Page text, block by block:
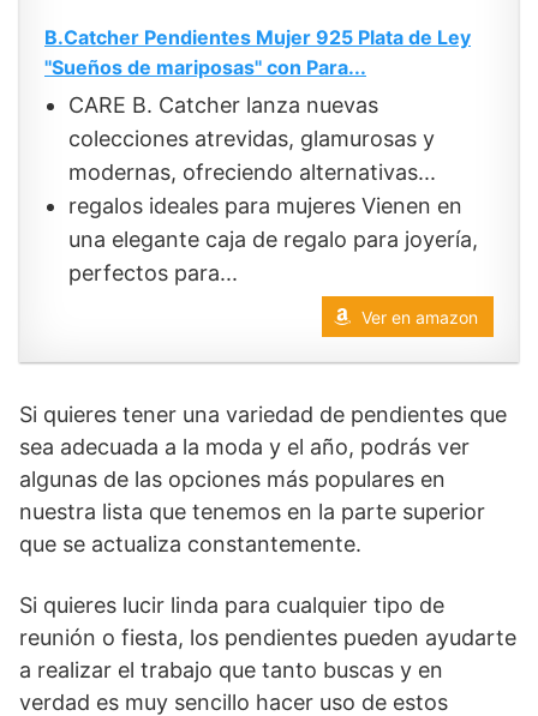
B.Catcher Pendientes Mujer 925 Plata de Ley
''Sueños de mariposas'' con Para...
CARE B. Catcher lanza nuevas
colecciones atrevidas, glamurosas y
modernas, ofreciendo alternativas...
regalos ideales para mujeres Vienen en
una elegante caja de regalo para joyería,
perfectos para...
Ver en amazon
Si quieres tener una variedad de pendientes que
sea adecuada a la moda y el año, podrás ver
algunas de las opciones más populares en
nuestra lista que tenemos en la parte superior
que se actualiza constantemente.
Si quieres lucir linda para cualquier tipo de
reunión o fiesta, los pendientes pueden ayudarte
a realizar el trabajo que tanto buscas y en
verdad es muy sencillo hacer uso de estos